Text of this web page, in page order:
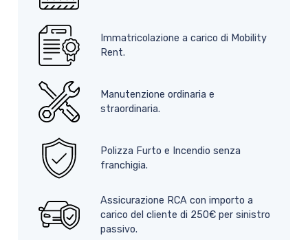
Immatricolazione a carico di Mobility
Rent.
Manutenzione ordinaria e
straordinaria.
Polizza Furto e Incendio senza
franchigia.
Assicurazione RCA con importo a
carico del cliente di 250€ per sinistro
passivo.